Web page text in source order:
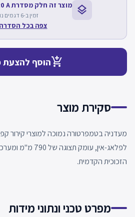
layers מוצר זה חלק מסדרת Georgia AG 120 A
זמין ב-6 דגמים נוספים
צפה בכל הסדרה
add_shopping_cartהוסף להצעת
סקירת מוצר
מעדניה בטמפרטורה נמוכה למוצרי קירור
לפלאג-אין, עומק
הזכוכית הקדמית.
מפרט טכני ונתוני מידות